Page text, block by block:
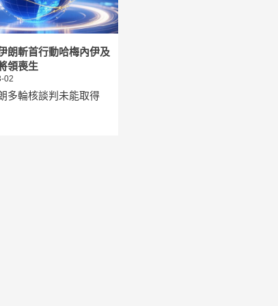
朗斬首行動哈梅內伊及
領喪生
02
多輪核談判未能取得